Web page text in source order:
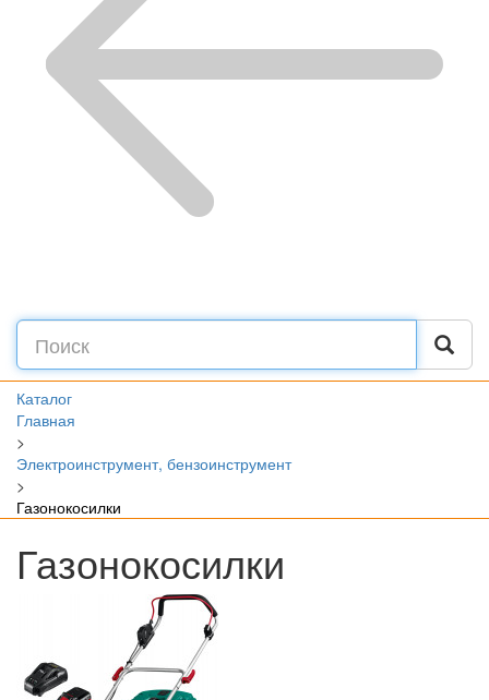
Каталог
Главная
>
Электроинструмент, бензоинструмент
>
Газонокосилки
Газонокосилки